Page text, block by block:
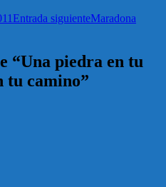
Entrada siguienteMaradona
“Una piedra en tu
tu camino”